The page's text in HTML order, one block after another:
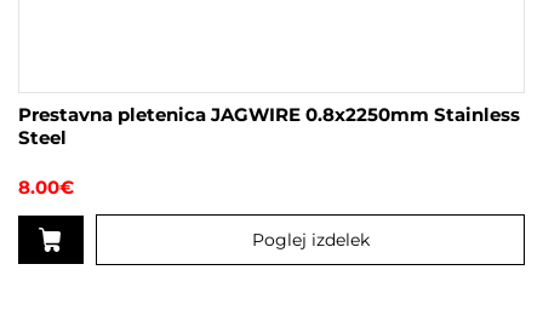
Prestavna pletenica JAGWIRE 0.8x2250mm Stainless
Steel
8.00€
Poglej izdelek